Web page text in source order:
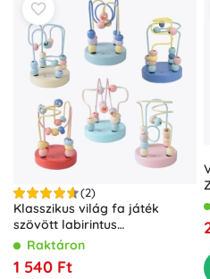
(2)
Klasszikus világ fa játék
szövött labirintus
gyerekeknek
Raktáron
1 540 Ft